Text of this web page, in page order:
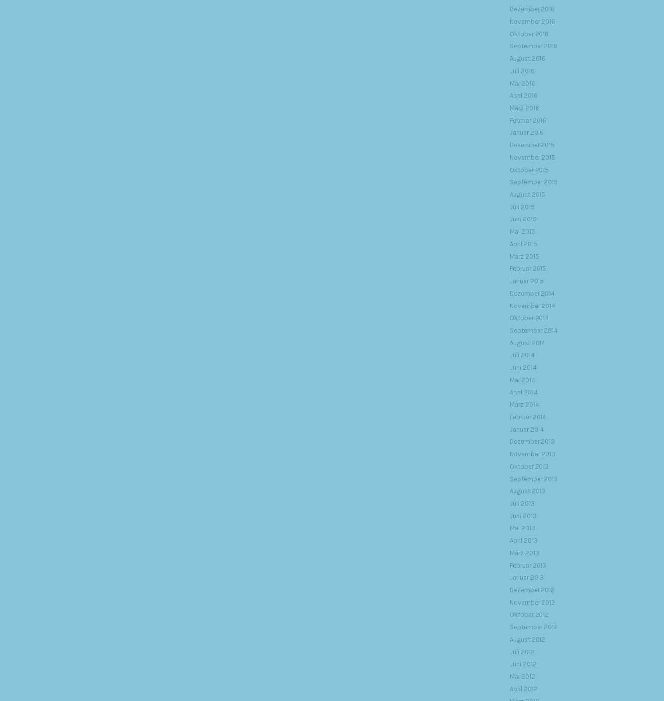
Dezember 2016
November 2016
Oktober 2016
September 2016
August 2016
Juli 2016
Mai 2016
April 2016
März 2016
Februar 2016
Januar 2016
Dezember 2015
November 2015
Oktober 2015
September 2015
August 2015
Juli 2015
Juni 2015
Mai 2015
April 2015
März 2015
Februar 2015
Januar 2015
Dezember 2014
November 2014
Oktober 2014
September 2014
August 2014
Juli 2014
Juni 2014
Mai 2014
April 2014
März 2014
Februar 2014
Januar 2014
Dezember 2013
November 2013
Oktober 2013
September 2013
August 2013
Juli 2013
Juni 2013
Mai 2013
April 2013
März 2013
Februar 2013
Januar 2013
Dezember 2012
November 2012
Oktober 2012
September 2012
August 2012
Juli 2012
Juni 2012
Mai 2012
April 2012